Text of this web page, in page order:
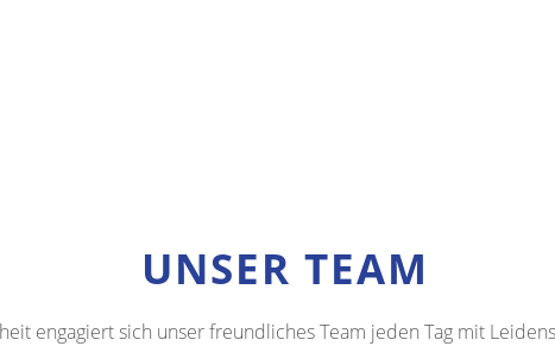
UNSER TEAM
engagiert sich unser freundliches Team jeden Tag mit